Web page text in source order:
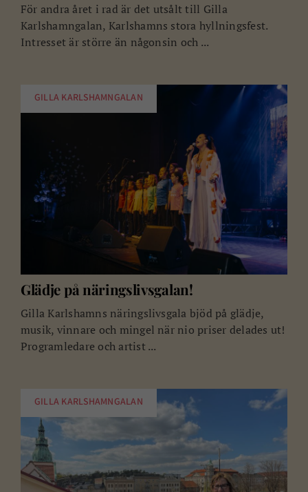
För andra året i rad är det utsålt till Gilla
Karlshamngalan, Karlshamns stora hyllningsfest.
Intresset är större än någonsin och ...
GILLA KARLSHAMNGALAN
Glädje på näringslivsgalan!
Gilla Karlshamns näringslivsgala bjöd på glädje,
musik, vinnare och mingel när nio priser delades ut!
Programledare och artist ...
GILLA KARLSHAMNGALAN